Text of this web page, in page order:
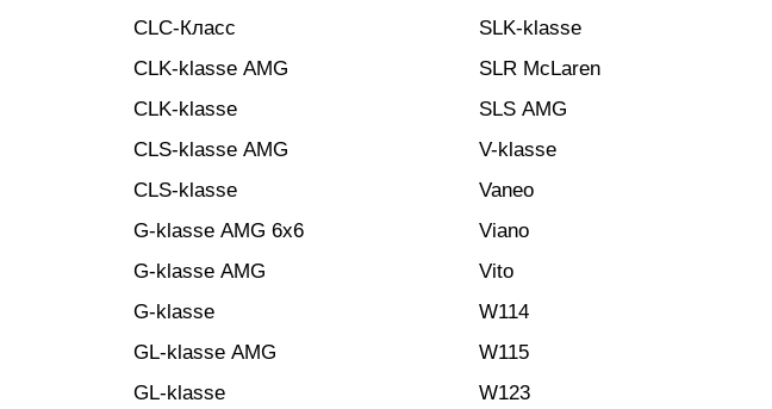
CLC-Класс
CLK-klasse AMG
CLK-klasse
CLS-klasse AMG
CLS-klasse
G-klasse AMG 6x6
G-klasse AMG
G-klasse
GL-klasse AMG
GL-klasse
SLK-klasse
SLR McLaren
SLS AMG
V-klasse
Vaneo
Viano
Vito
W114
W115
W123